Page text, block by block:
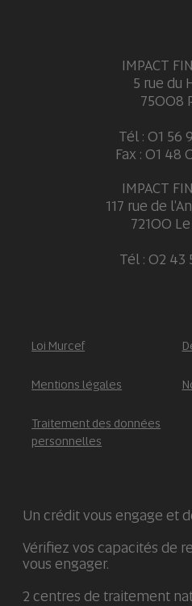
IMPACT
5 rue du
75008
Tél : 01 56
Fax : 01 48
IMPACT
117 rue de
72100
Tél : 02 43
Loi Murcef
Mentions légales
Traitement des données
personnelles
Un crédit vous engage et
Vérifiez vos capacités de
vous engager.
2 centres de traitement